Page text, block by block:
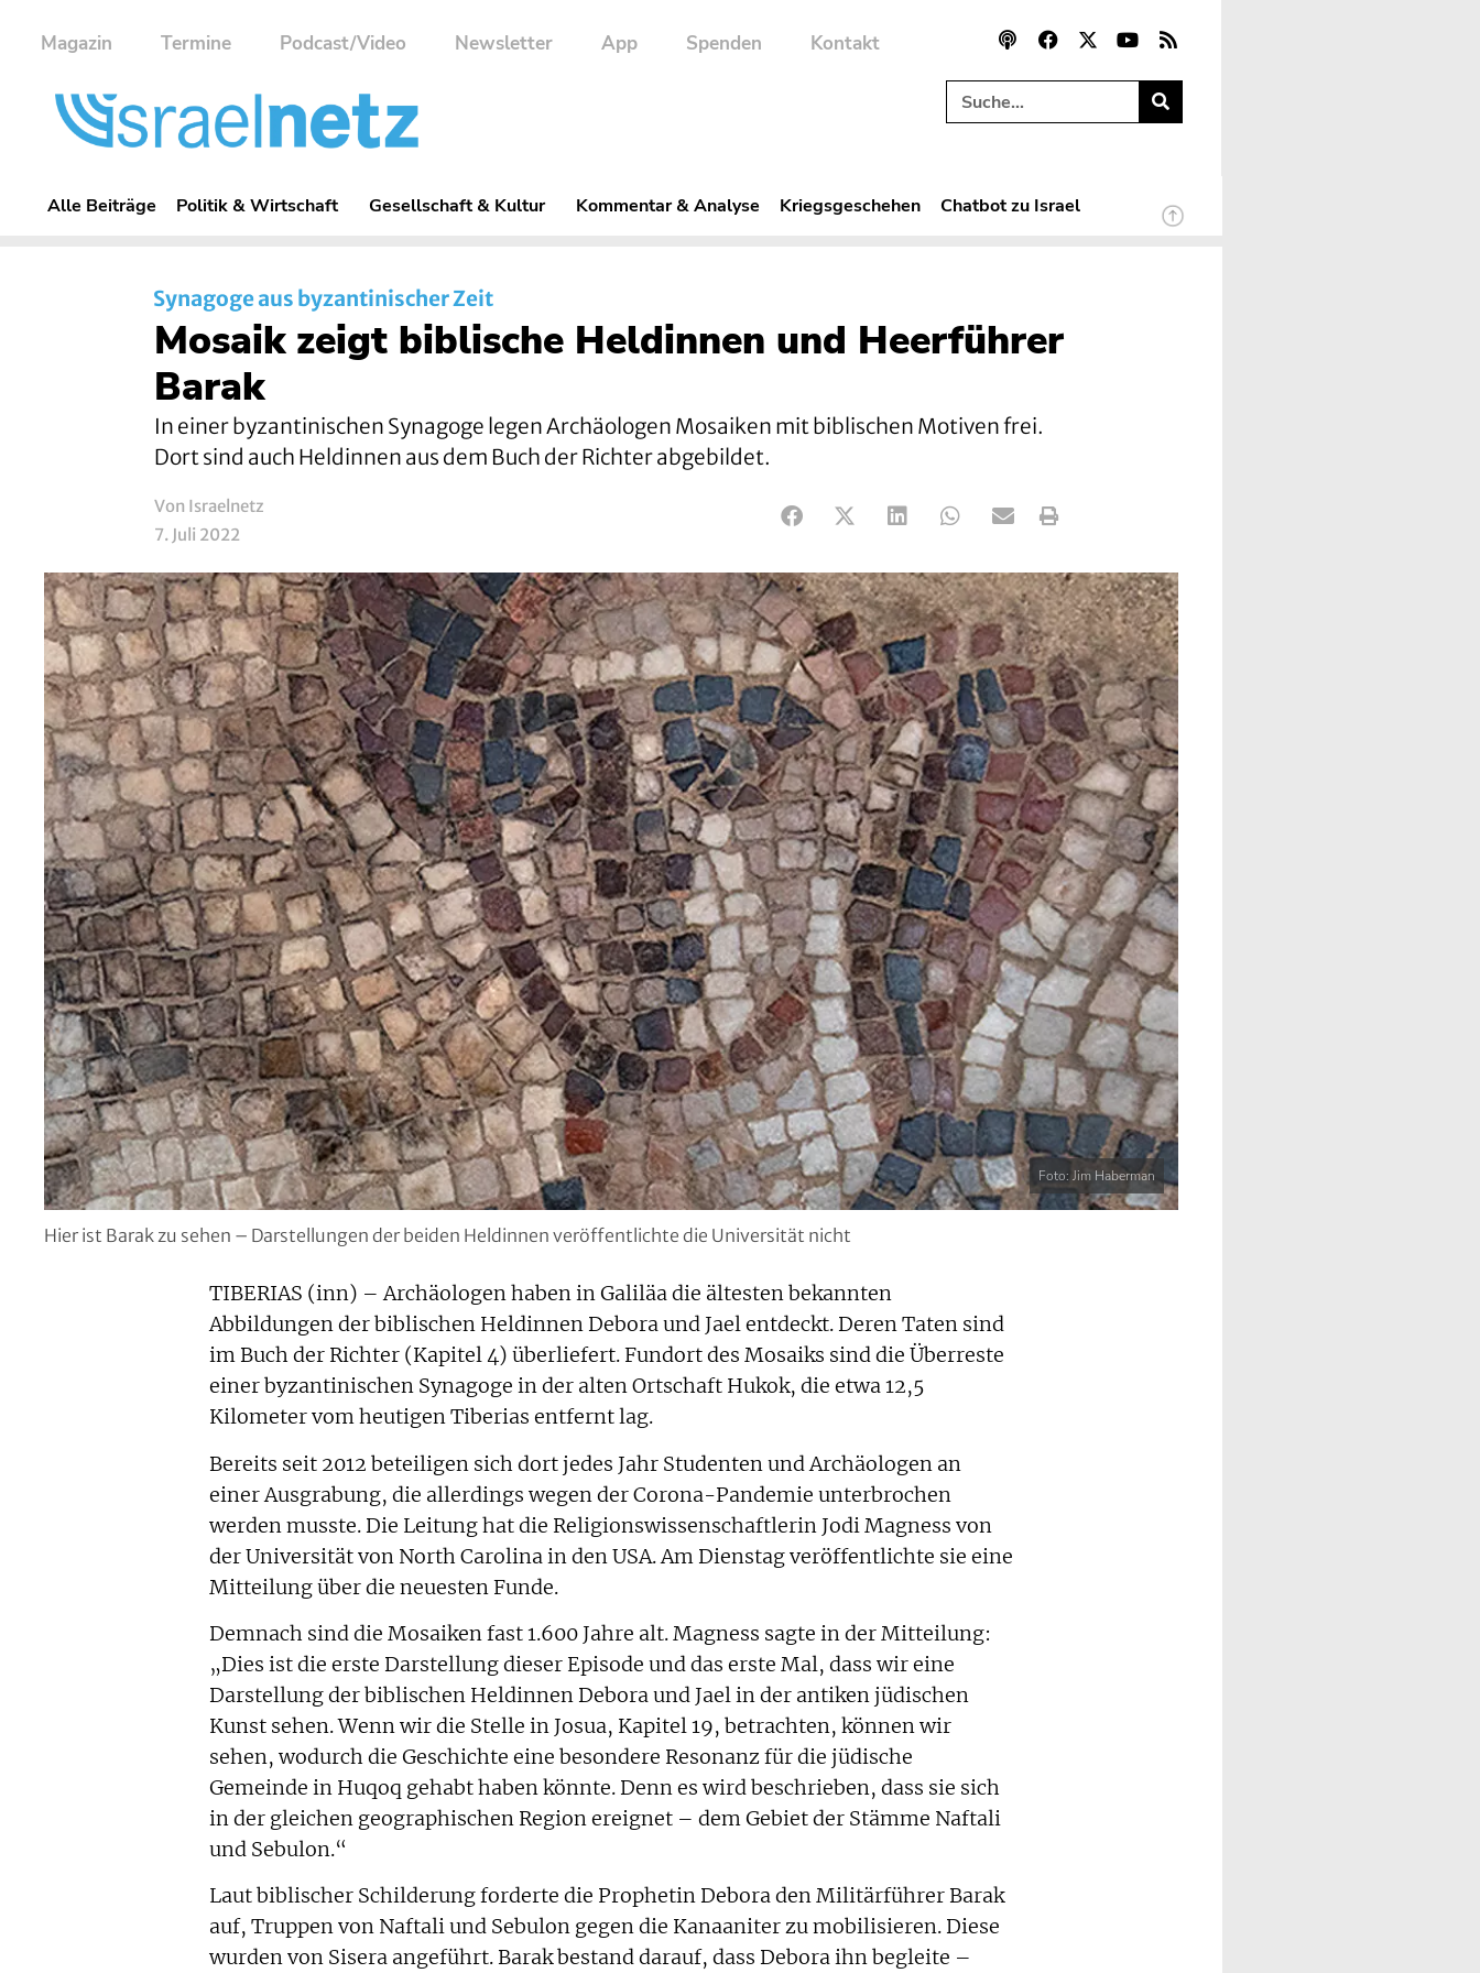
Magazin Termine Podcast/Video Newsletter App Spenden Kontakt
Alle Beiträge Politik & Wirtschaft Gesellschaft & Kultur Kommentar & Analyse Kriegsgeschehen Chatbot zu Israel
Synagoge aus byzantinischer Zeit
Mosaik zeigt biblische Heldinnen und Heerführer
Barak
In einer byzantinischen Synagoge legen Archäologen Mosaiken mit biblischen Motiven frei.
Dort sind auch Heldinnen aus dem Buch der Richter abgebildet.
Von Israelnetz
7. Juli 2022
Foto: Jim Haberman
Hier ist Barak zu sehen – Darstellungen der beiden Heldinnen veröffentlichte die Universität nicht
TIBERIAS (inn) – Archäologen haben in Galiläa die ältesten bekannten
Abbildungen der biblischen Heldinnen Debora und Jael entdeckt. Deren Taten sind
im Buch der Richter (Kapitel 4) überliefert. Fundort des Mosaiks sind die Überreste
einer byzantinischen Synagoge in der alten Ortschaft Hukok, die etwa 12,5
Kilometer vom heutigen Tiberias entfernt lag.
Bereits seit 2012 beteiligen sich dort jedes Jahr Studenten und Archäologen an
einer Ausgrabung, die allerdings wegen der Corona-Pandemie unterbrochen
werden musste. Die Leitung hat die Religionswissenschaftlerin Jodi Magness von
der Universität von North Carolina in den USA. Am Dienstag veröffentlichte sie eine
Mitteilung über die neuesten Funde.
Demnach sind die Mosaiken fast 1.600 Jahre alt. Magness sagte in der Mitteilung:
„Dies ist die erste Darstellung dieser Episode und das erste Mal, dass wir eine
Darstellung der biblischen Heldinnen Debora und Jael in der antiken jüdischen
Kunst sehen. Wenn wir die Stelle in Josua, Kapitel 19, betrachten, können wir
sehen, wodurch die Geschichte eine besondere Resonanz für die jüdische
Gemeinde in Huqoq gehabt haben könnte. Denn es wird beschrieben, dass sie sich
in der gleichen geographischen Region ereignet – dem Gebiet der Stämme Naftali
und Sebulon.“
Laut biblischer Schilderung forderte die Prophetin Debora den Militärführer Barak
auf, Truppen von Naftali und Sebulon gegen die Kanaaniter zu mobilisieren. Diese
wurden von Sisera angeführt. Barak bestand darauf, dass Debora ihn begleite –